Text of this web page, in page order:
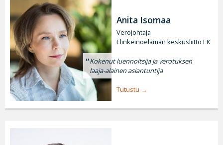
Anita Isomaa
Verojohtaja
Elinkeinoelämän keskusliitto EK
Kokenut luennoitsija ja verotuksen
laaja-alainen asiantuntija
Tutustu